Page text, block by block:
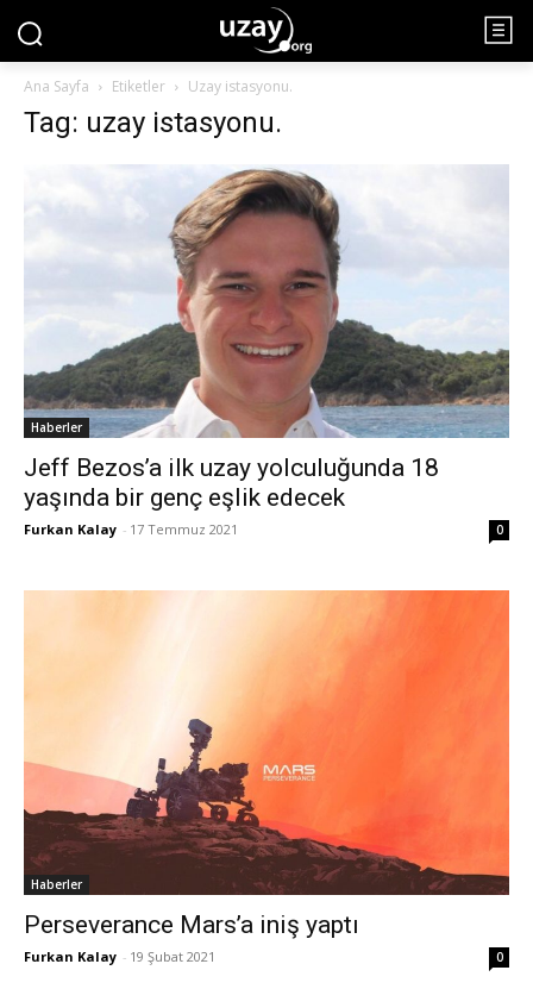
Ana Sayfa Etiketler Uzay istasyonu.
Tag: uzay istasyonu.
Haberler
Jeff Bezos’a ilk uzay yolculuğunda 18
yaşında bir genç eşlik edecek
Furkan Kalay - 17 Temmuz 2021 0
Haberler
Perseverance Mars’a iniş yaptı
Furkan Kalay - 19 Şubat 2021 0